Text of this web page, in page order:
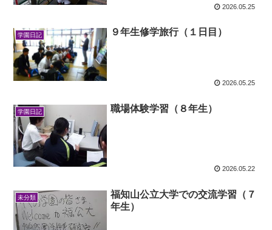
2026.05.25
学園日記 ９年生修学旅行（１日目）
2026.05.25
学園日記 職場体験学習（８年生）
2026.05.22
未分類
福知山公立大学での交流学習（７
年生）